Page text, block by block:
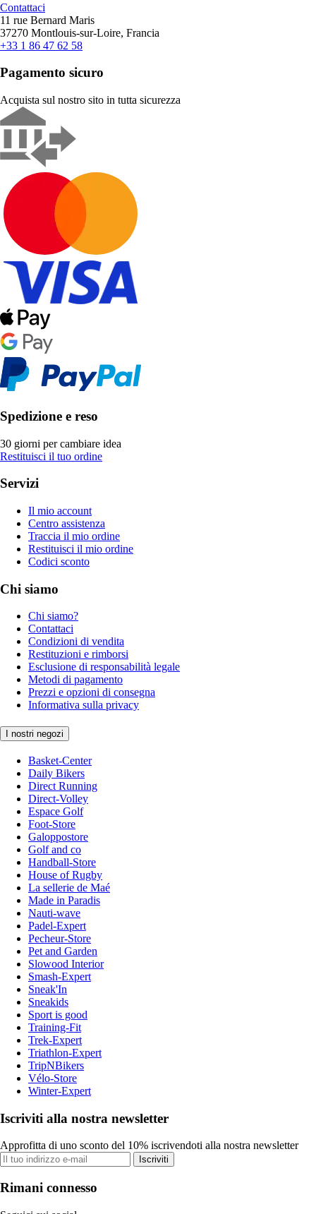
Contattaci
11 rue Bernard Maris
37270 Montlouis-sur-Loire, Francia
+33 1 86 47 62 58
Pagamento sicuro
Acquista sul nostro sito in tutta sicurezza
Spedizione e reso
30 giorni per cambiare idea
Restituisci il tuo ordine
Servizi
Il mio account
Centro assistenza
Traccia il mio ordine
Restituisci il mio ordine
Codici sconto
Chi siamo
Chi siamo?
Contattaci
Condizioni di vendita
Restituzioni e rimborsi
Esclusione di responsabilità legale
Metodi di pagamento
Prezzi e opzioni di consegna
Informativa sulla privacy
I nostri negozi
Basket-Center
Daily Bikers
Direct Running
Direct-Volley
Espace Golf
Foot-Store
Galoppostore
Golf and co
Handball-Store
House of Rugby
La sellerie de Maé
Made in Paradis
Nauti-wave
Padel-Expert
Pecheur-Store
Pet and Garden
Slowood Interior
Smash-Expert
Sneak'In
Sneakids
Sport is good
Training-Fit
Trek-Expert
Triathlon-Expert
TripNBikers
Vélo-Store
Winter-Expert
Iscriviti alla nostra newsletter
Approfitta di uno sconto del 10% iscrivendoti alla nostra newsletter
Iscriviti
Rimani connesso